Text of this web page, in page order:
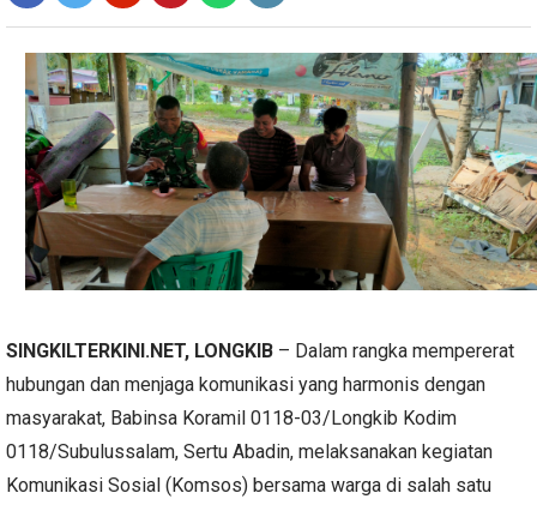
SINGKILTERKINI.NET, LONGKIB – Dalam rangka mempererat
hubungan dan menjaga komunikasi yang harmonis dengan
masyarakat, Babinsa Koramil 0118-03/Longkib Kodim
0118/Subulussalam, Sertu Abadin, melaksanakan kegiatan
Komunikasi Sosial (Komsos) bersama warga di salah satu